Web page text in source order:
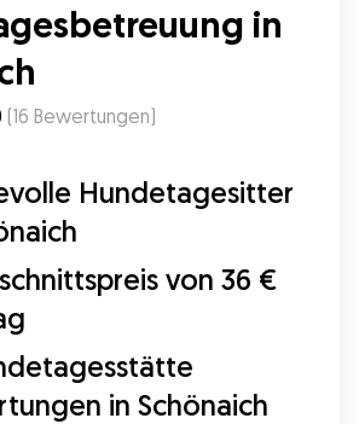
in
(16 Bewertungen)
Hundetagesitter
von 36 €
in Schönaich